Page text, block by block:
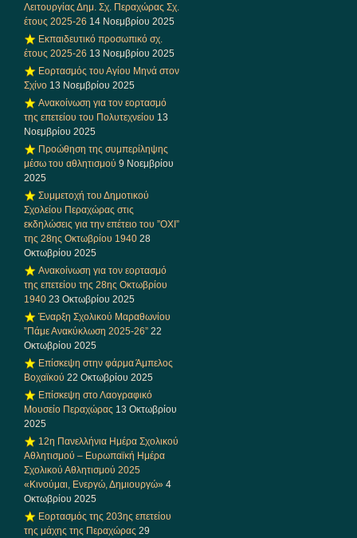
Λειτουργίας Δημ. Σχ. Περαχώρας Σχ.
έτους 2025-26 14 Νοεμβρίου 2025
Εκπαιδευτικό προσωπικό σχ.
έτους 2025-26 13 Νοεμβρίου 2025
Εορτασμός του Αγίου Μηνά στον
Σχίνο 13 Νοεμβρίου 2025
Ανακοίνωση για τον εορτασμό
της επετείου του Πολυτεχνείου 13
Νοεμβρίου 2025
Προώθηση της συμπερίληψης
μέσω του αθλητισμού 9 Νοεμβρίου
2025
Συμμετοχή του Δημοτικού
Σχολείου Περαχώρας στις
εκδηλώσεις για την επέτειο του ”ΟΧΙ”
της 28ης Οκτωβρίου 1940 28
Οκτωβρίου 2025
Ανακοίνωση για τον εορτασμό
της επετείου της 28ης Οκτωβρίου
1940 23 Οκτωβρίου 2025
Έναρξη Σχολικού Μαραθωνίου
”Πάμε Ανακύκλωση 2025-26” 22
Οκτωβρίου 2025
Επίσκεψη στην φάρμα Άμπελος
Βοχαϊκού 22 Οκτωβρίου 2025
Επίσκεψη στο Λαογραφικό
Μουσείο Περαχώρας 13 Οκτωβρίου
2025
12η Πανελλήνια Ημέρα Σχολικού
Αθλητισμού – Ευρωπαϊκή Ημέρα
Σχολικού Αθλητισμού 2025
«Κινούμαι, Ενεργώ, Δημιουργώ» 4
Οκτωβρίου 2025
Εορτασμός της 203ης επετείου
της μάχης της Περαχώρας 29